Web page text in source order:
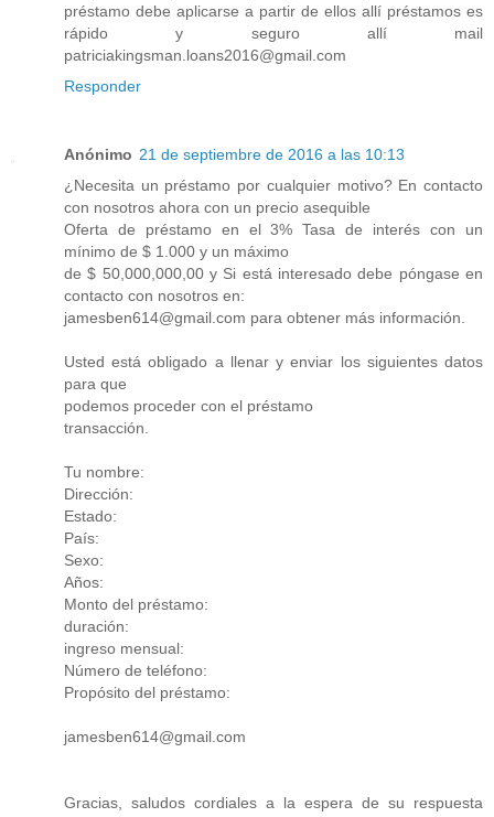
préstamo debe aplicarse a partir de ellos allí préstamos es
rápido y seguro allí mail
patriciakingsman.loans2016@gmail.com
Responder
Anónimo 21 de septiembre de 2016 a las 10:13
¿Necesita un préstamo por cualquier motivo? En contacto
con nosotros ahora con un precio asequible
Oferta de préstamo en el 3% Tasa de interés con un
mínimo de $ 1.000 y un máximo
de $ 50,000,000,00 y Si está interesado debe póngase en
contacto con nosotros en:
jamesben614@gmail.com para obtener más información.
Usted está obligado a llenar y enviar los siguientes datos
para que
podemos proceder con el préstamo
transacción.
Tu nombre:
Dirección:
Estado:
País:
Sexo:
Años:
Monto del préstamo:
duración:
ingreso mensual:
Número de teléfono:
Propósito del préstamo:
jamesben614@gmail.com
Gracias, saludos cordiales a la espera de su respuesta